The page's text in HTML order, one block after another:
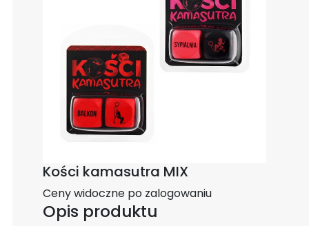
Kości kamasutra MIX
Ceny widoczne po zalogowaniu
Opis produktu